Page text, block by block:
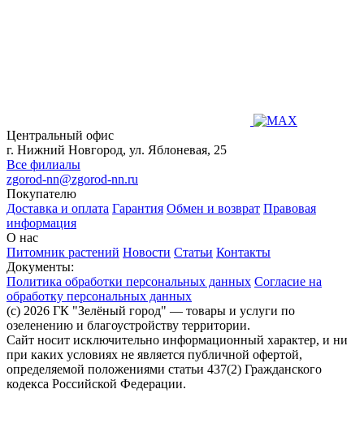
Центральный офис
г. Нижний Новгород, ул. Яблоневая, 25
Все филиалы
zgorod-nn@zgorod-nn.ru
Покупателю
Доставка и оплата Гарантия Обмен и возврат Правовая
информация
О нас
Питомник растений Новости Статьи Контакты
Документы:
Политика обработки персональных данных Согласие на
обработку персональных данных
(c) 2026 ГК "Зелёный город" — товары и услуги по
озеленению и благоустройству территории.
Сайт носит исключительно информационный характер, и ни
при каких условиях не является публичной офертой,
определяемой положениями статьи 437(2) Гражданского
кодекса Российской Федерации.